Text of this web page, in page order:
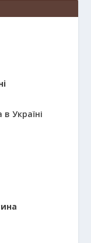
Україні